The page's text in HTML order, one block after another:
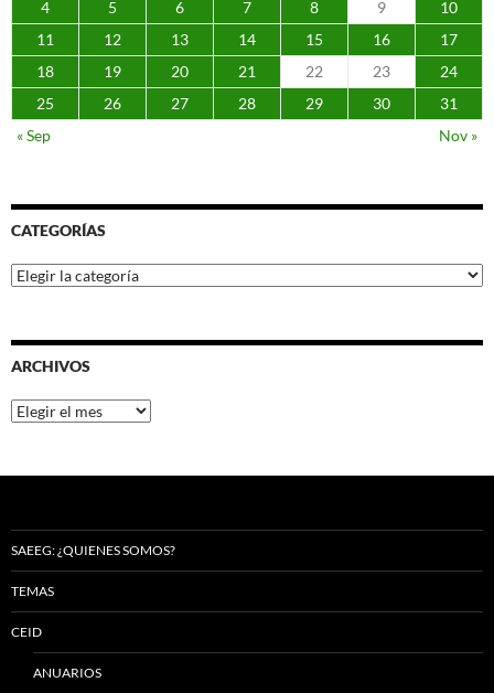
4
5 6 7 8 9
10
11
12 13 14 15 16
17
18
19 20 21 22 23
24
25
26 27 28 29 30
31
« Sep
Nov »
CATEGORÍAS
Categorías
ARCHIVOS
Archivos
SAEEG: ¿QUIENES SOMOS?
TEMAS
CEID
ANUARIOS